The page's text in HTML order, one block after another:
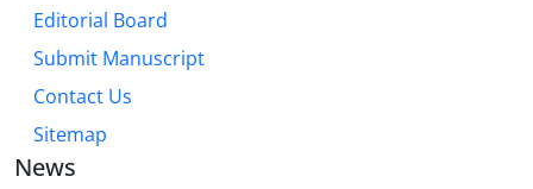
Editorial Board
Submit Manuscript
Contact Us
Sitemap
News